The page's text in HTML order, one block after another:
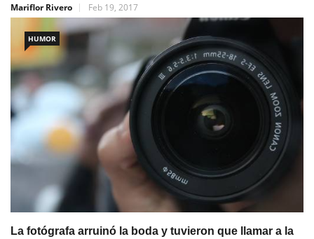
Mariflor Rivero
Feb 19, 2017
HUMOR
La fotógrafa arruinó la boda y tuvieron que llamar a la